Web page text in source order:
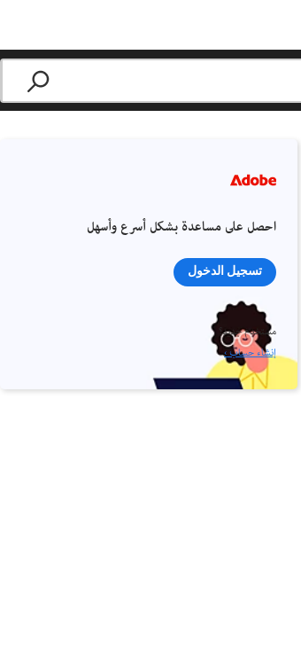
احصل على مساعدة بشكل أسرع وأسهل
تسجيل الدخول
مستخدم جديد؟
إنشاء حساب ›